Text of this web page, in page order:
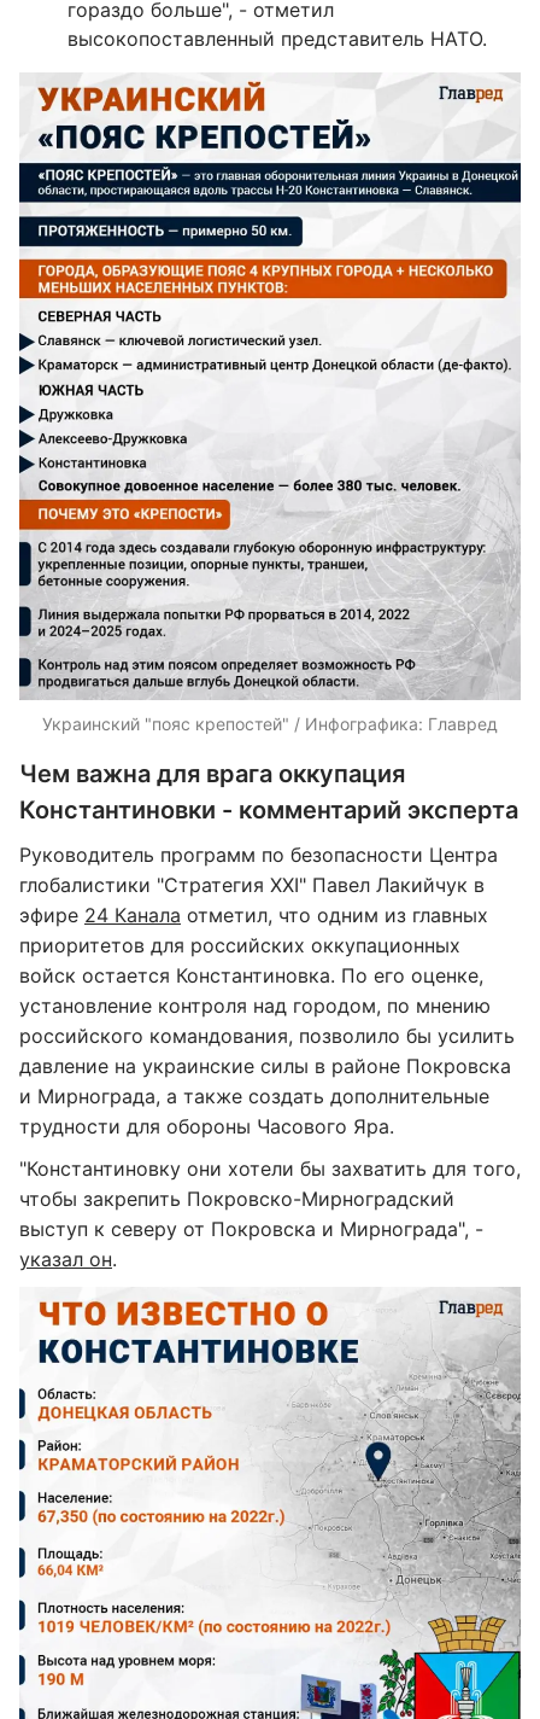
гораздо больше", - отметил
высокопоставленный представитель НАТО.
Украинский "пояс крепостей" / Инфографика: Главред
Чем важна для врага оккупация
Константиновки - комментарий эксперта
Руководитель программ по безопасности Центра
глобалистики "Стратегия XXI" Павел Лакийчук в
эфире 24 Канала отметил, что одним из главных
приоритетов для российских оккупационных
войск остается Константиновка. По его оценке,
установление контроля над городом, по мнению
российского командования, позволило бы усилить
давление на украинские силы в районе Покровска
и Мирнограда, а также создать дополнительные
трудности для обороны Часового Яра.
"Константиновку они хотели бы захватить для того,
чтобы закрепить Покровско-Мирноградский
выступ к северу от Покровска и Мирнограда", -
указал он.